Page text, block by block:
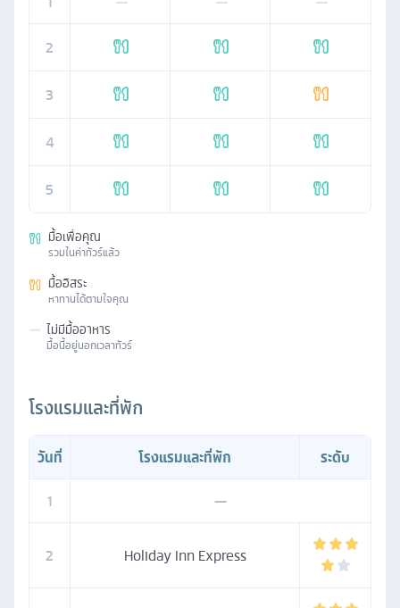
2
3
4
5
มื้อเพื่อคุณ
รวมในค่าทัวร์แล้ว
มื้ออิสระ
หาทานได้ตามใจคุณ
— ไม่มีมื้ออาหาร
มื้อนี้อยู่นอกเวลาทัวร์
โรงแรมและที่พัก
วันที่ โรงแรมและที่พัก
ระดับ
1
—
2 Holiday Inn Express